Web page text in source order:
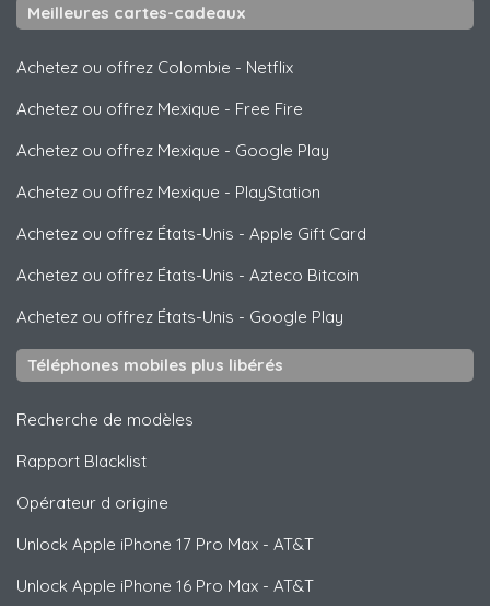
Meilleures cartes-cadeaux
Achetez ou offrez Colombie - Netflix
Achetez ou offrez Mexique - Free Fire
Achetez ou offrez Mexique - Google Play
Achetez ou offrez Mexique - PlayStation
Achetez ou offrez États-Unis - Apple Gift Card
Achetez ou offrez États-Unis - Azteco Bitcoin
Achetez ou offrez États-Unis - Google Play
Téléphones mobiles plus libérés
Recherche de modèles
Rapport Blacklist
Opérateur d origine
Unlock Apple iPhone 17 Pro Max - AT&T
Unlock Apple iPhone 16 Pro Max - AT&T